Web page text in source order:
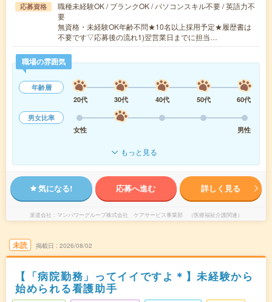
応募資格
職種未経験OK / ブランクOK / パソコンスキル不要 / 英語力不
要
無資格・未経験OK年齢不問★10名以上採用予定★履歴書は
不要です▽応募後の流れ1)翌営業日までに担当…
職場の雰囲気
年齢層
20代
30代 40代 50代
60代
男女比率
女性
男性
もっと見る
気になる! 応募へ進む 詳しく見る
派遣会社 マンパワーグループ株式会社 ケアサービス事業部 （医療福祉介護関連）
未読 掲載日 2026/08/02
【「病院勤務」ってイイですよ＊】未経験から
始められる看護助手